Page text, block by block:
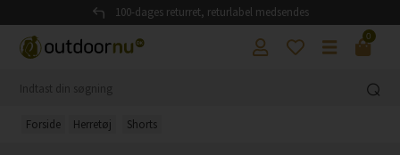
100-dages returret, returlabel medsendes
0
Forside Herretøj Shorts